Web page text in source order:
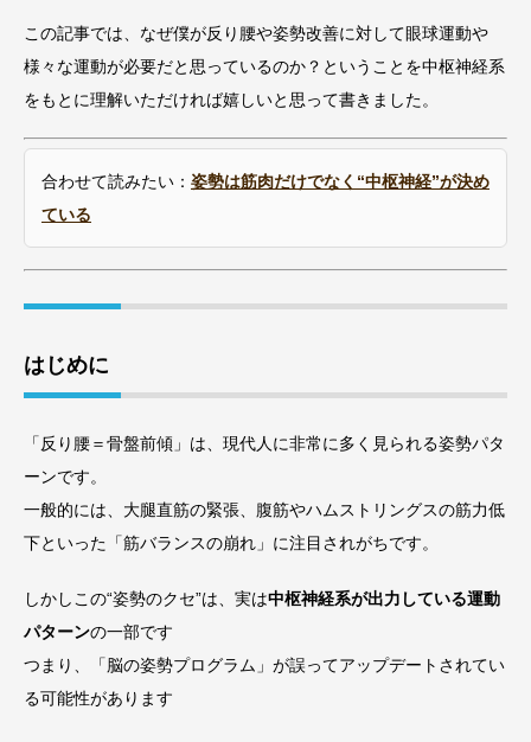
この記事では、なぜ僕が反り腰や姿勢改善に対して眼球運動や
様々な運動が必要だと思っているのか？ということを中枢神経系
をもとに理解いただければ嬉しいと思って書きました。
合わせて読みたい： 姿勢は筋肉だけでなく“中枢神経”が決め
ている
はじめに
「反り腰＝骨盤前傾」は、現代人に非常に多く見られる姿勢パタ
ーンです。
一般的には、大腿直筋の緊張、腹筋やハムストリングスの筋力低
下といった「筋バランスの崩れ」に注目されがちです。
しかしこの“姿勢のクセ”は、実は中枢神経系が出力している運動
パターンの一部です
つまり、「脳の姿勢プログラム」が誤ってアップデートされてい
る可能性があります